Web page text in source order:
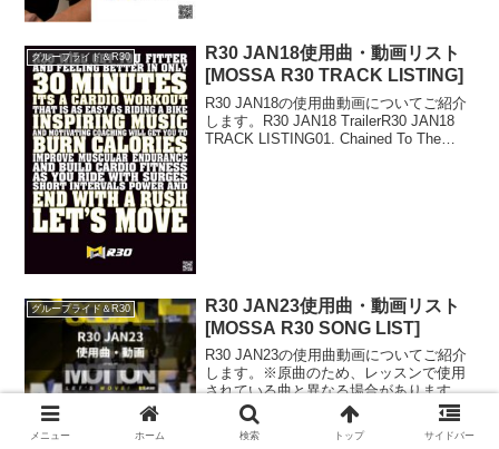
グループライド＆R30
R30 JAN18使用曲・動画リスト
[MOSSA R30 TRACK LISTING]
R30 JAN18の使用曲動画についてご紹介
します。R30 JAN18 TrailerR30 JAN18
TRACK LISTING01. Chained To The
グループライド＆R30
R30 JAN23使用曲・動画リスト
[MOSSA R30 SONG LIST]
R30 JAN23の使用曲動画についてご紹介
します。※原曲のため、レッスンで使用
されている曲と異なる場合があります。
R30 JAN23使用曲リストR30 JAN23
SONG LIST01. RISE UP / WALK THE
MOON0...
メニュー ホーム 検索 トップ サイドバー